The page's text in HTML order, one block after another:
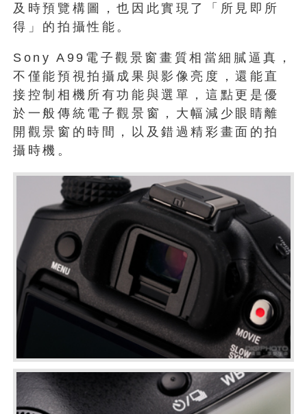
及時預覽構圖，也因此實現了「所見即所
得」的拍攝性能。
Sony A99電子觀景窗畫質相當細膩逼真，
不僅能預視拍攝成果與影像亮度，還能直
接控制相機所有功能與選單，這點更是優
於一般傳統電子觀景窗，大幅減少眼睛離
開觀景窗的時間，以及錯過精彩畫面的拍
攝時機。